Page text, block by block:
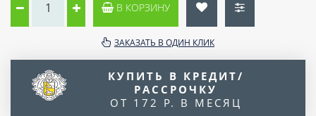
В КОРЗИНУ
ЗАКАЗАТЬ В ОДИН КЛИК
КУПИТЬ В КРЕДИТ/
РАССРОЧКУ
ОТ 172 Р. В МЕСЯЦ